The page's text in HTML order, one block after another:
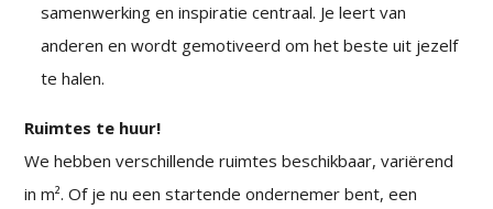
samenwerking en inspiratie centraal. Je leert van
anderen en wordt gemotiveerd om het beste uit jezelf
te halen.
Ruimtes te huur!
We hebben verschillende ruimtes beschikbaar, variërend
in m². Of je nu een startende ondernemer bent, een